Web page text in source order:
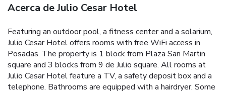
Acerca de Julio Cesar Hotel
Featuring an outdoor pool, a fitness center and a solarium,
Julio Cesar Hotel offers rooms with free WiFi access in
Posadas. The property is 1 block from Plaza San Martin
square and 3 blocks from 9 de Julio square. All rooms at
Julio Cesar Hotel feature a TV, a safety deposit box and a
telephone. Bathrooms are equipped with a hairdryer. Some